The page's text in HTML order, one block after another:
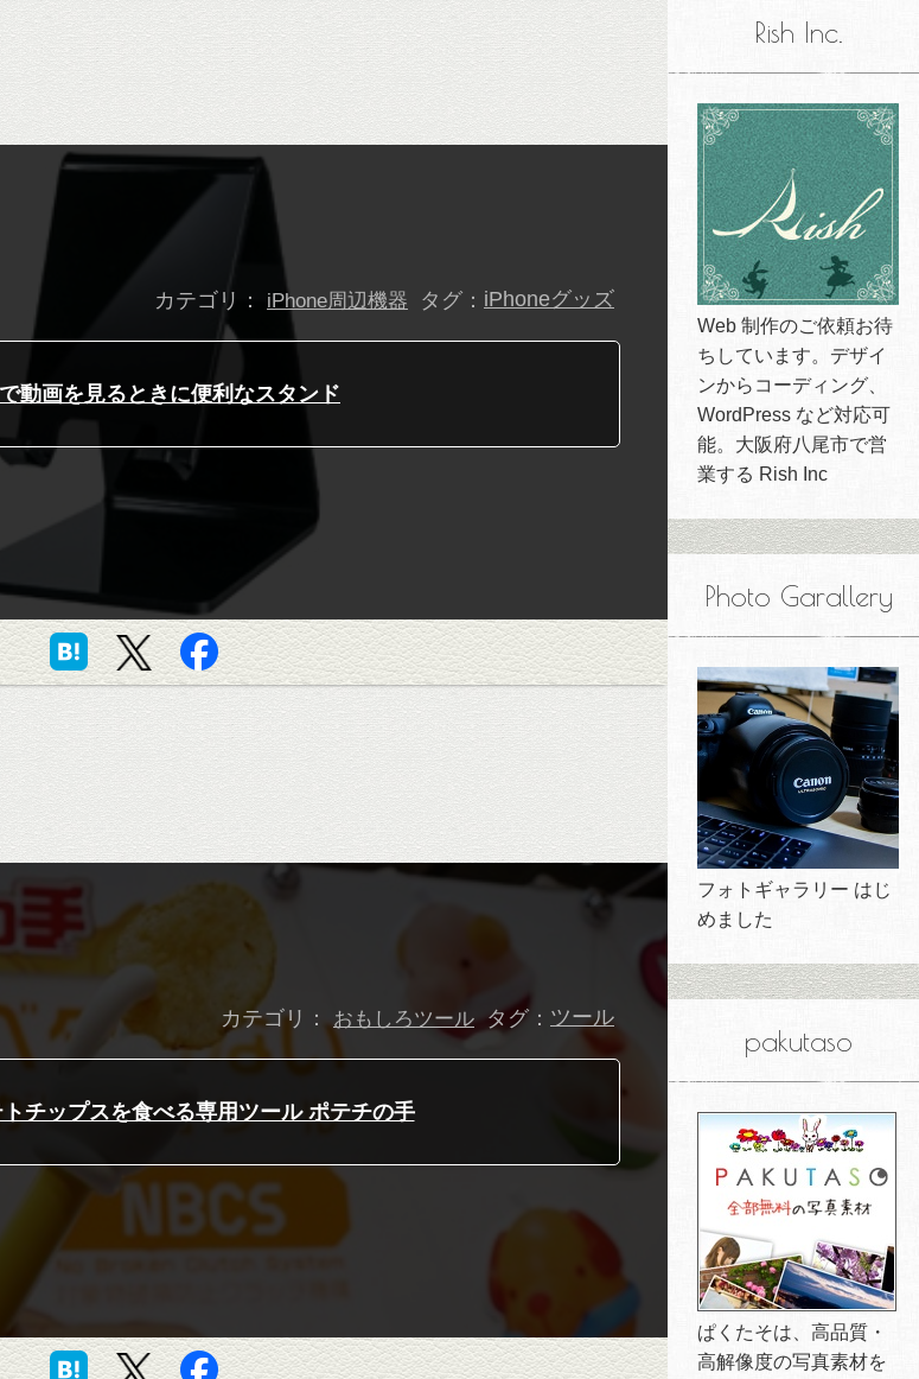
カテゴリ： iPhone周辺機器 タグ： iPhoneグッズ
動画を見るときに便利なスタンド
カテゴリ： おもしろツール タグ： ツール
チップスを食べる専用ツール ポテチの手
Rish Inc.
Web 制作のご依頼お待
ちしています。デザイ
ンからコーディング、
WordPress など対応可
能。大阪府八尾市で営
業する Rish Inc
Photo Garallery
フォトギャラリー はじ
めました
pakutaso
ぱくたそは、高品質・
高解像度の写真素材を